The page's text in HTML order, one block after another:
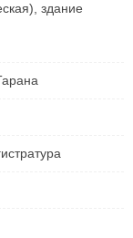
здание